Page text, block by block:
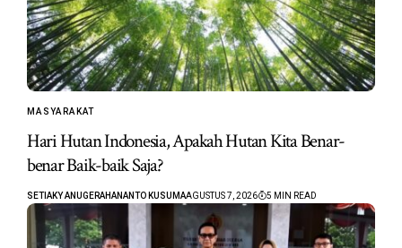
MASYARAKAT
Hari Hutan Indonesia, Apakah Hutan Kita Benar-
benar Baik-baik Saja?
SETIAKY ANUGERAHANANTO KUSUMAAGUSTUS 7, 2026 5 MIN READ